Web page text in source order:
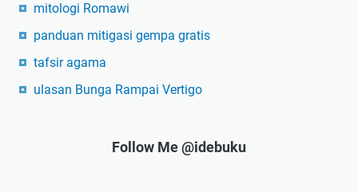
mitologi Romawi
panduan mitigasi gempa gratis
tafsir agama
ulasan Bunga Rampai Vertigo
Follow Me @idebuku